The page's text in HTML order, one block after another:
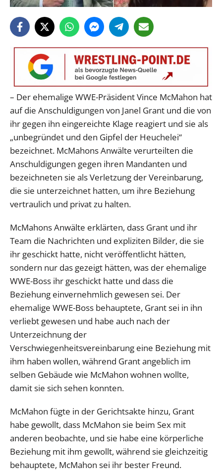
– Der ehemalige WWE-Präsident Vince McMahon hat
auf die Anschuldigungen von Janel Grant und die von
ihr gegen ihn eingereichte Klage reagiert und sie als
„unbegründet und den Gipfel der Heuchelei“
bezeichnet. McMahons Anwälte verurteilten die
Anschuldigungen gegen ihren Mandanten und
bezeichneten sie als Verletzung der Vereinbarung,
die sie unterzeichnet hatten, um ihre Beziehung
vertraulich und privat zu halten.
McMahons Anwälte erklärten, dass Grant und ihr
Team die Nachrichten und expliziten Bilder, die sie
ihr geschickt hatte, nicht veröffentlicht hätten,
sondern nur das gezeigt hätten, was der ehemalige
WWE-Boss ihr geschickt hatte und dass die
Beziehung einvernehmlich gewesen sei. Der
ehemalige WWE-Boss behauptete, Grant sei in ihn
verliebt gewesen und habe auch nach der
Unterzeichnung der
Verschwiegenheitsvereinbarung eine Beziehung mit
ihm haben wollen, während Grant angeblich im
selben Gebäude wie McMahon wohnen wollte,
damit sie sich sehen konnten.
McMahon fügte in der Gerichtsakte hinzu, Grant
habe gewollt, dass McMahon sie beim Sex mit
anderen beobachte, und sie habe eine körperliche
Beziehung mit ihm gewollt, während sie gleichzeitig
behauptete, McMahon sei ihr bester Freund.